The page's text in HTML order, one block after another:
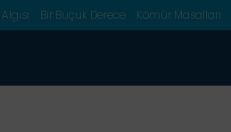
Bir Buçuk Derece Kömür Masalları